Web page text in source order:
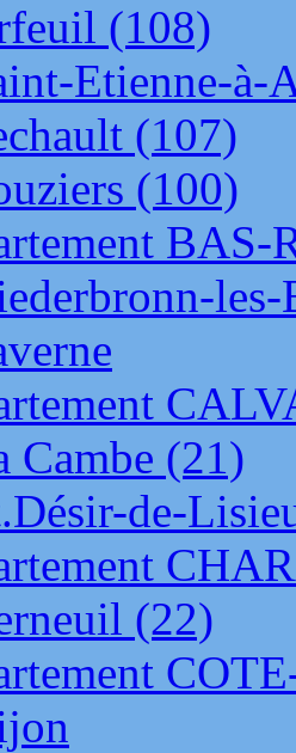
(108)
Etienne-à-
(107)
(100)
BAS-
Cambe (21)
de-
(22)